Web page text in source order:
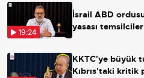
19:24
İsrail ABD
yasası
KKTC'ye büyük
Kıbrıs'taki kritik